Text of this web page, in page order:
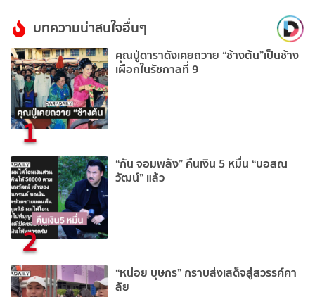
บทความน่าสนใจอื่นๆ
1
คุณปู่ดาราดังเคยถวาย “ช้างต้น”เป็นช้าง
เผือกในรัชกาลที่ 9
2
“กัน จอมพลัง” คืนเงิน 5 หมื่น “บอสณ
วัฒน์” แล้ว
“หน่อย บุษกร” กราบส่งเสด็จสู่สวรรค์คา
ลัย